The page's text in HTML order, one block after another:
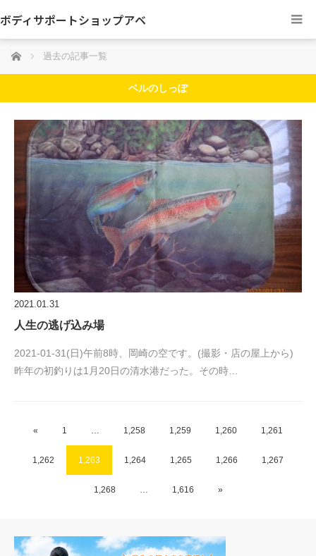
ボディサポートショップアベ
ホーム 過去の記事一覧
ベルのしっぽ
2021.01.31
人生の逃げ込み場
2021-01-31(日)午前8時、岡崎の空です。(撮影・店の屋上から)
昨年の初釣りは1月20日の清水港だった。その時…
« 1 1,258 1,259 1,260 1,261
1,262 1,263 1,264 1,265 1,266 1,267
1,268 1,616 »